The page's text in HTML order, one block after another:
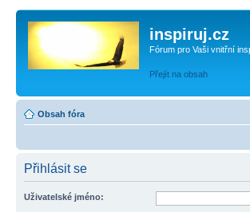
inspiruj.cz
Fórum pro Vaši vnitřní
Přejít na obsah
Obsah fóra
Přihlásit se
Uživatelské jméno: